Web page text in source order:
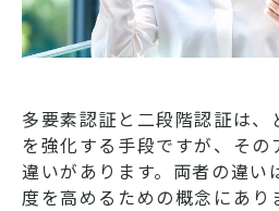
多要素認証と二段階認証は、
を強化する手段ですが、その
違いがあります。両者の違い
度を高めるための概念にあり